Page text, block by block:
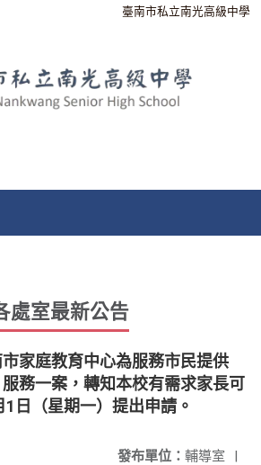
臺南市私立南光高級中學
處室最新公告
市家庭教育中心為服務市民提供
服務一案，轉知本校有需求家長可
日（星期一）提出申請。
發布單位： 輔導室 |